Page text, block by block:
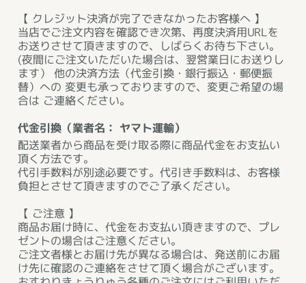
【 クレジット決済が完了できなかったお客様へ 】
当店でご注文内容を確認でき次第、再度決済用URLを
お送りさせて頂きますので、しばらくお待ち下さい。
(夜間にご注文いただいた場合は、翌営業日にお送りし
ます） 他の決済方法（代金引換・銀行振込・郵便振
替）への 変更も承っておりますので、変更ご希望の場
合は ご連絡ください。
代金引換（業者名： ヤマト運輸）
配送業者から商品を受け取る際に商品代金をお支払い
頂く方法です。
代引手数料が別途必要です。代引き手数料は、お客様
負担とさせて頂きますのでご了承ください。
【 ご注意 】
商品お届け時に、代金をお支払い頂きますので、プレ
ゼントの場合はご注意ください。
ご注文者様とお届け先が異なる場合は、発送前にお届
け先に確認のご連絡をさせて頂く場合がございます。